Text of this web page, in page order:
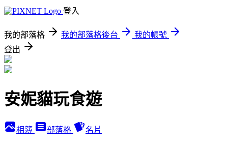
登入
我的部落格 我的部落格後台
我的帳號
登出
安妮貓玩食遊
相簿 部落格 名片